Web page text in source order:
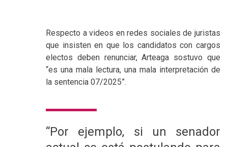
Respecto a videos en redes sociales de juristas
que insisten en que los candidatos con cargos
electos deben renunciar, Arteaga sostuvo que
“es una mala lectura, una mala interpretación de
la sentencia 07/2025”.
“Por ejemplo, si un senador